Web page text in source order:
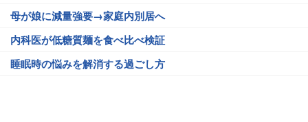
母が娘に減量強要→家庭内別居へ
内科医が低糖質麺を食べ比べ検証
睡眠時の悩みを解消する過ごし方